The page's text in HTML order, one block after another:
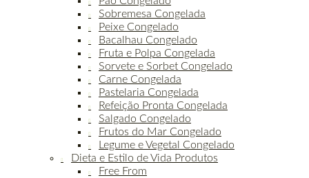
Sobremesa Congelada
Peixe Congelado
Bacalhau Congelado
Fruta e Polpa Congelada
Sorvete e Sorbet Congelado
Carne Congelada
Pastelaria Congelada
Refeição Pronta Congelada
Salgado Congelado
Frutos do Mar Congelado
Legume e Vegetal Congelado
Dieta e Estilo de Vida Produtos
Free From